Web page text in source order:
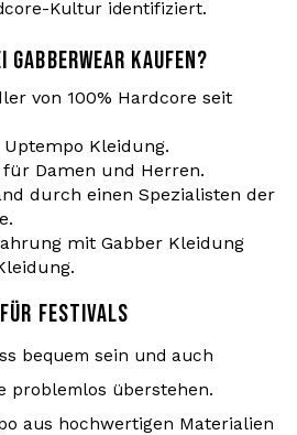
Kultur identifiziert.
GABBERWEAR KAUFEN?
von 100% Hardcore seit
Uptempo Kleidung.
für Damen und Herren.
durch einen Spezialisten der
mit Gabber Kleidung
FESTIVALS
bequem sein und auch
problemlos überstehen.
aus hochwertigen Materialien